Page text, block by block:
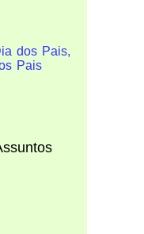
dos Pais,
Pais